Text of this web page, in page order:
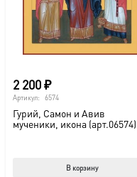
2 200₽
Артикул: 6574
Гурий, Самон и Авив
мученики, икона (арт.06574)
В корзину